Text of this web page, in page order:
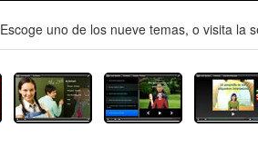
Escoge uno de los nueve temas, o visita la